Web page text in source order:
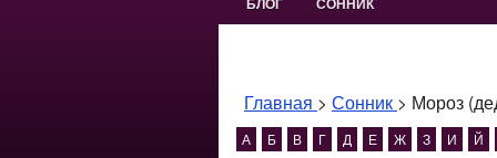
БЛОГ СОННИК
Главная > Сонник > Мороз
А Б В Г Д Е Ж З И Й